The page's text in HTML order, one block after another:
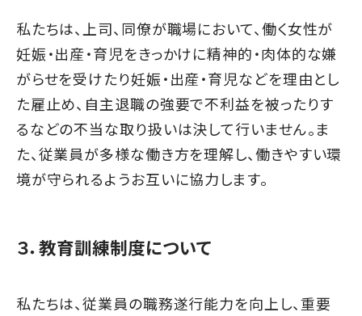
私たちは、上司、同僚が職場において、働く女性が
妊娠・出産・育児をきっかけに精神的・肉体的な嫌
がらせを受けたり妊娠・出産・育児などを理由とし
た雇止め、自主退職の強要で不利益を被ったりす
るなどの不当な取り扱いは決して行いません。ま
た、従業員が多様な働き方を理解し、働きやすい環
境が守られるようお互いに協力します。
３．教育訓練制度について
私たちは、従業員の職務遂行能力を向上し、重要